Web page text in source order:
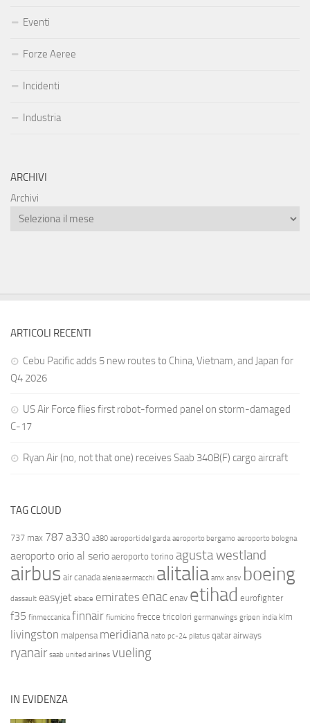
Eventi
Forze Aeree
Incidenti
Industria
ARCHIVI
Archivi
ARTICOLI RECENTI
Cebu Pacific adds 5 new routes to China, Vietnam, and Japan for
Q4 2026
US Air Force flies first robot-formed panel on storm-damaged
C-17
Ryan Air (no, not that one) receives Saab 340B(F) cargo aircraft
TAG CLOUD
737 max 787 a330 a380 aeroporti del garda aeroporto bergamo aeroporto bologna
aeroporto orio al serio aeroporto torino agusta westland
airbus air canada alenia aermacchi alitalia amx ansv boeing
dassault easyjet ebace emirates enac enav etihad eurofighter
f35 finmeccanica finnair fiumicino frecce tricolori germanwings gripen india klm
livingston malpensa meridiana nato pc-24 pilatus qatar airways
ryanair saab united airlines vueling
IN EVIDENZA